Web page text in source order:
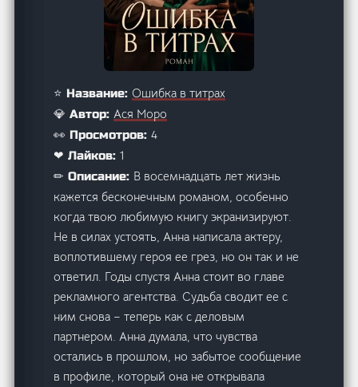
⭐ Название:Ошибка в титрах
💎 Автор:Ася Моро
👀 Просмотров:4
❤ Лайков:1
✏ Описание: В восемнадцать лет жизнь
кажется бесконечным романом, особенно
когда твою любимую книгу экранизируют.
Не в силах устоять, Анна написала актеру,
воплотившему героя ее грез, но он так и не
ответил. Годы спустя Анна стоит во главе
рекламного агентства. Судьба сводит ее с
ним снова – теперь как с деловым
партнером. Анна думала, что чувства
остались в прошлом, но забытое сообщение
в профиле, который она не открывала